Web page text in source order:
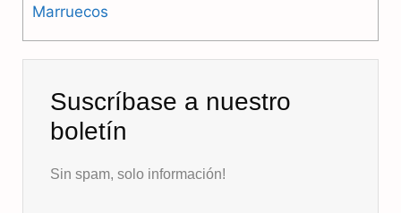
Marruecos
Suscríbase a nuestro
boletín
Sin spam, solo información!